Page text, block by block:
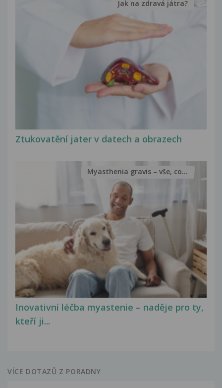
Ztukovatění jater v datech a obrazech
Jak na zdravá játra?
Inovativní léčba myastenie – naděje pro ty,
kteří ji...
Myasthenia gravis – vše, co...
VÍCE DOTAZŮ Z PORADNY